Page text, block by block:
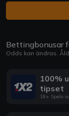
Bettingbonusar
Odds kan ändras.
100%
tipset
18+ Spela